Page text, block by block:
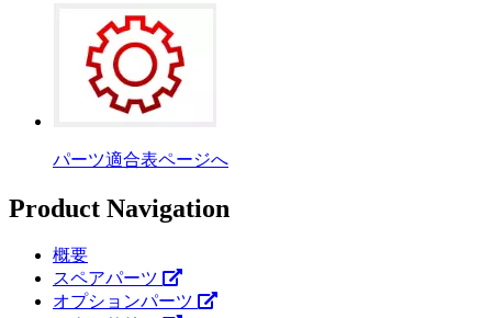
パーツ適合表ページへ
Product Navigation
概要
スペアパーツ
オプションパーツ